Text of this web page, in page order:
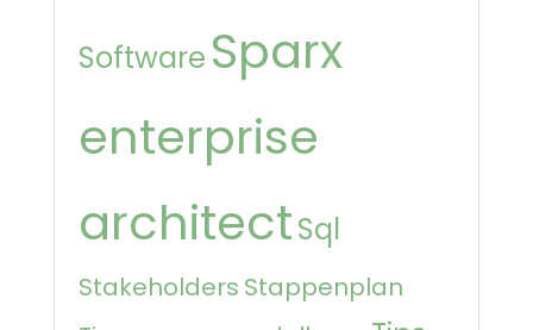
Software Sparx
enterprise
architectSql
Stakeholders Stappenplan